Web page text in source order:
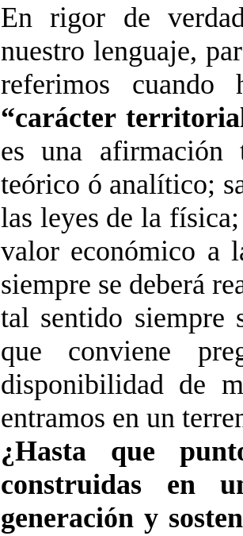
En rigor de
nuestro lenguaje,
referimos cuando
“carácter
es una afirmación
teórico ó analítico;
las leyes de la
valor económico a
siempre se deberá
tal sentido siempre
que conviene
disponibilidad de
entramos en un
¿Hasta que
construidas en
generación y